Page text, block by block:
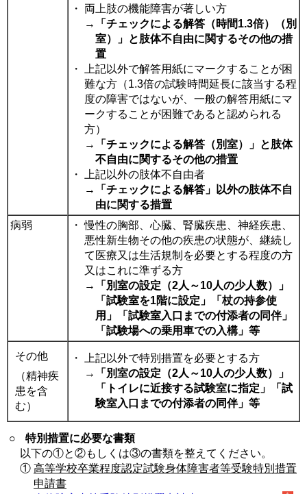
・
両上肢の機能障害が著しい方
→
「チェックによる解答（時間1.3倍）（別
室）」と肢体不自由に関するその他の措
置
・
上記以外で解答用紙にマークすることが困
難な方（1.3倍の試験時間延長に該当する程
度の障害ではないが、一般の解答用紙にマ
ークすることが困難であると認められる
方）
→
「チェックによる解答（別室）」と肢体
不自由に関するその他の措置
・
上記以外の肢体不自由者
→
「チェックによる解答」以外の肢体不自
由に関する措置
病弱
・ 慢性の胸部、心臓、腎臓疾患、神経疾患、
悪性新生物その他の疾患の状態が、継続し
て医療又は生活規制を必要とする程度の方
又はこれに準ずる方
→
「別室の設定（2人～10人の少人数）」
「試験室を1階に設定」「杖の持参使
用」「試験室入口までの付添者の同伴」
「試験場への乗用車での入構」等
その他
（精神疾
患を含
む）
・
上記以外で特別措置を必要とする方
→
「別室の設定（2人～10人の少人数）」
「トイレに近接する試験室に指定」「試
験室入口までの付添者の同伴」等
○
特別措置に必要な書類
以下の①と②もしくは③の書類を整えてください。
① 高等学校卒業程度認定試験身体障害者等受験特別措置
申請書